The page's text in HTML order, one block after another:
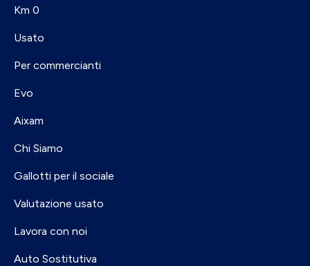
Km 0
Usato
Per commercianti
Evo
Aixam
Chi Siamo
Gallotti per il sociale
Valutazione usato
Lavora con noi
Auto Sostitutiva